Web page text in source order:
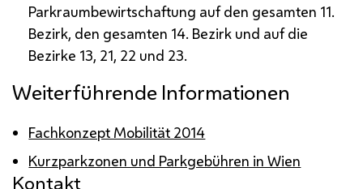
Parkraumbewirtschaftung auf den gesamten 11.
Bezirk, den gesamten 14. Bezirk und auf die
Bezirke 13, 21, 22 und 23.
Weiterführende Informationen
Fachkonzept Mobilität 2014
Kurzparkzonen und Parkgebühren in Wien
Kontakt